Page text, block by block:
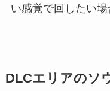
い感覚で回したい場
DLCエリアのソ